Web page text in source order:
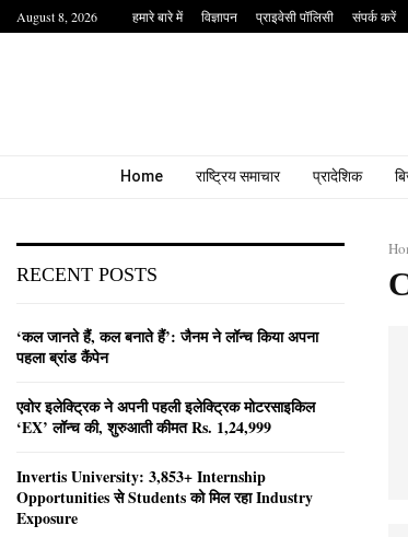
August 8, 2026 हमारे बारे में विज्ञापन प्राइवेसी पॉलिसी संपर्क करें
Home राष्ट्रिय समाचार प्रादेशिक
RECENT POSTS
‘कल जानते हैं, कल बनाते हैं’: जैनम ने लॉन्च किया अपना
पहला ब्रांड कैंपेन
एवोर इलेक्ट्रिक ने अपनी पहली इलेक्ट्रिक मोटरसाइकिल
‘EX’ लॉन्च की, शुरुआती कीमत Rs. 1,24,999
Invertis University: 3,853+ Internship
Opportunities से Students को मिल रहा Industry
Exposure